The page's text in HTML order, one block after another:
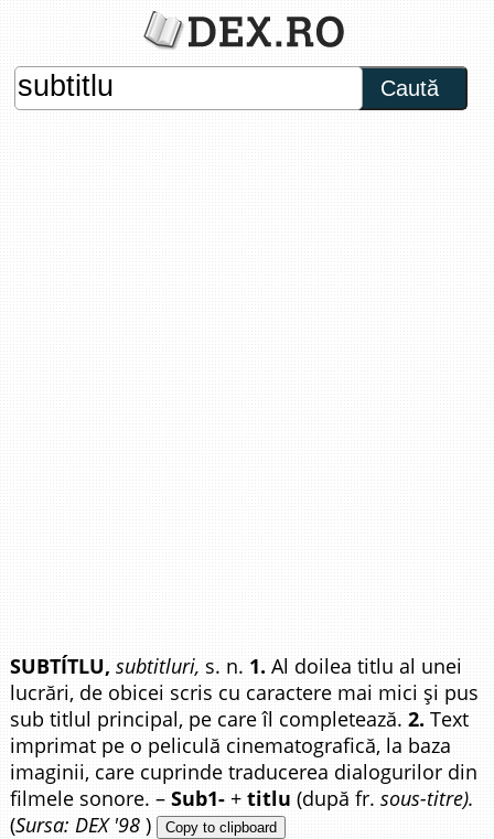
Caută
SUBTÍTLU, subtitluri, s. n. 1. Al doilea titlu al unei
lucrări, de obicei scris cu caractere mai mici și pus
sub titlul principal, pe care îl completează.2. Text
imprimat pe o peliculă cinematografică, la baza
imaginii, care cuprinde traducerea dialogurilor din
filmele sonore. –Sub1- +titlu (după fr.sous-titre).
(Sursa: DEX '98 ) Copy to clipboard